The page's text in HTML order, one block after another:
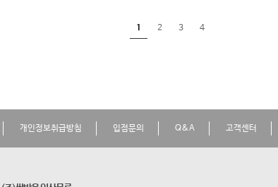
1 2 3 4
개인정보취급방침 입점문의 Q&A 고객센터